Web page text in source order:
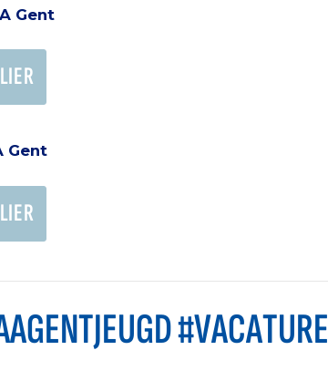
Gent
Gent
#VACATURE